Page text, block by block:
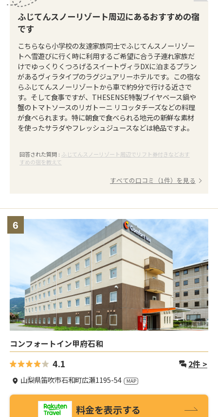
ふじてんスノーリゾート周辺にあるおすすめの宿
です
こちらなら小学校の友達家族同士でふじてんスノーリゾー
トへ雪遊びに行く時に利用するご希望に合う子連れ家族だ
けでゆっくりくつろげるスイートヴィラDXに泊まるプラン
があるヴィラタイプのラグジュアリーホテルです。この宿な
らふじてんスノーリゾートから車で約9分で行ける近さで
す。そして食事ですが、THESENSE特製ブイヤベース鍋や
蟹のトマトソースのリガトーニ リコッタチーズなどの料理
が食べられます。特に朝食で食べられる地元の新鮮な素材
を使ったサラダやフレッシュジュースなどは絶品ですよ。
回答された質問 : ふじてんスノーリゾート周辺でリフト券付きなどおす
すめの宿を教えて
すべての口コミ（1件）を見る
6
コンフォートイン甲府石和
4.1 2件 >
山梨県笛吹市石和町広瀬1195-54
料金を表示する